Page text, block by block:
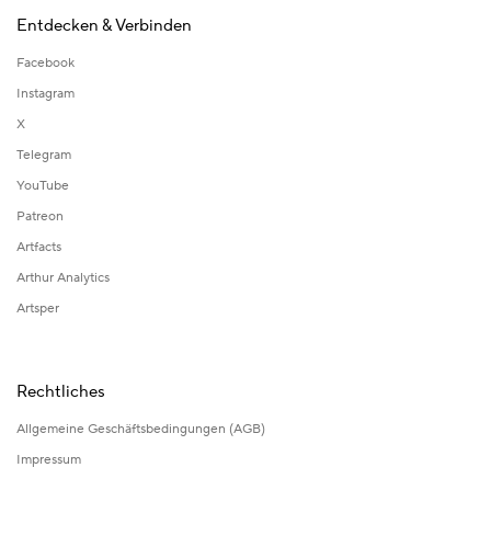
Entdecken & Verbinden
Facebook
Instagram
X
Telegram
YouTube
Patreon
Artfacts
Arthur Analytics
Artsper
Rechtliches
Allgemeine Geschäftsbedingungen (AGB)
Impressum